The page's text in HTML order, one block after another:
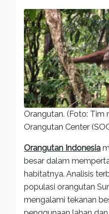
Orangutan. (Foto: Tim
Orangutan Center
Orangutan Indonesia
besar dalam
habitatnya. Analisis
populasi orangutan
mengalami tekanan